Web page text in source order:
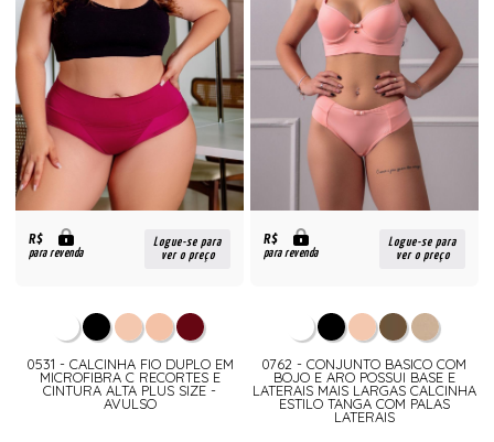
R$
para revenda
Logue-se para
ver o preço
0531 - CALCINHA FIO DUPLO EM
MICROFIBRA C RECORTES E
CINTURA ALTA PLUS SIZE -
AVULSO
R$
para revenda
Logue-se para
ver o preço
0762 - CONJUNTO BASICO COM
BOJO E ARO POSSUI BASE E
LATERAIS MAIS LARGAS CALCINHA
ESTILO TANGA COM PALAS
LATERAIS